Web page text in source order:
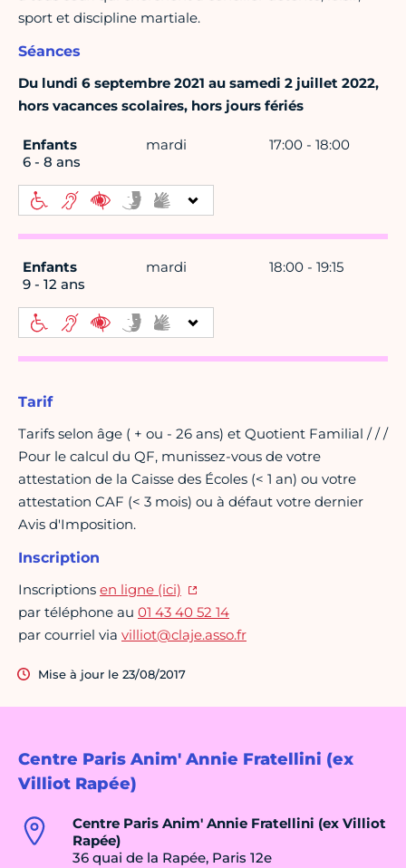
Centre Paris Anim' Annie Fratellini (ex
Villiot Rapée)
Centre Paris Anim' Annie Fratellini (ex Villiot
Rapée)
36 quai de la Rapée, Paris 12e
sport et discipline martiale.
Séances
Du lundi 6 septembre 2021 au samedi 2 juillet 2022,
hors vacances scolaires, hors jours fériés
Enfants
6 - 8 ans
mardi 17:00 - 18:00
Enfants
9 - 12 ans
mardi 18:00 - 19:15
Tarif
Tarifs selon âge ( + ou - 26 ans) et Quotient Familial / / /
Pour le calcul du QF, munissez-vous de votre
attestation de la Caisse des Écoles (< 1 an) ou votre
attestation CAF (< 3 mois) ou à défaut votre dernier
Avis d'Imposition.
Inscription
Inscriptions en ligne (ici)
par téléphone au 01 43 40 52 14
par courriel via villiot@claje.asso.fr
Mise à jour le 23/08/2017